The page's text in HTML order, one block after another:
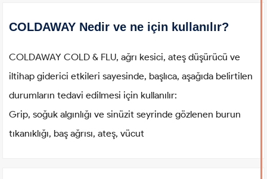
COLDAWAY Nedir ve ne için kullanılır?
COLDAWAY COLD & FLU, ağrı kesici, ateş düşürücü ve
iltihap giderici etkileri sayesinde, başlıca, aşağıda belirtilen
durumların tedavi edilmesi için kullanılır:
Grip, soğuk algınlığı ve sinüzit seyrinde gözlenen burun
tıkanıklığı, baş ağrısı, ateş, vücut